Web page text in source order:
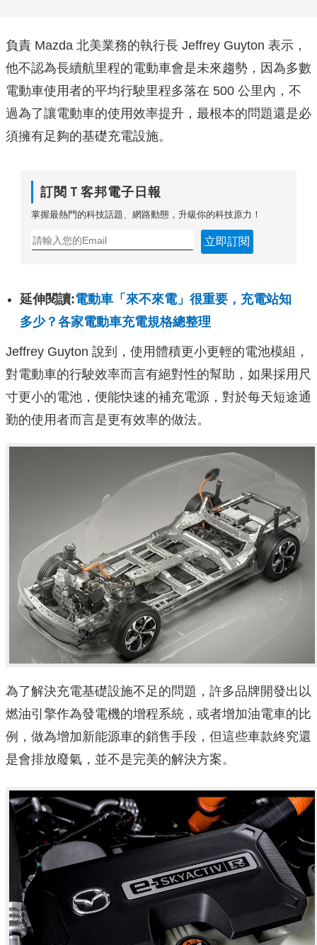
負責 Mazda 北美業務的執行長 Jeffrey Guyton 表示，
他不認為長續航里程的電動車會是未來趨勢，因為多數
電動車使用者的平均行駛里程多落在 500 公里內，不
過為了讓電動車的使用效率提升，最根本的問題還是必
須擁有足夠的基礎充電設施。
訂閱Ｔ客邦電子日報
掌握最熱門的科技話題、網路動態，升級你的科技原力！
立即訂閱
延伸閱讀:電動車「來不來電」很重要，充電站知
多少？各家電動車充電規格總整理
Jeffrey Guyton 說到，使用體積更小更輕的電池模組，
對電動車的行駛效率而言有絕對性的幫助，如果採用尺
寸更小的電池，便能快速的補充電源，對於每天短途通
勤的使用者而言是更有效率的做法。
為了解決充電基礎設施不足的問題，許多品牌開發出以
燃油引擎作為發電機的增程系統，或者增加油電車的比
例，做為增加新能源車的銷售手段，但這些車款終究還
是會排放廢氣，並不是完美的解決方案。